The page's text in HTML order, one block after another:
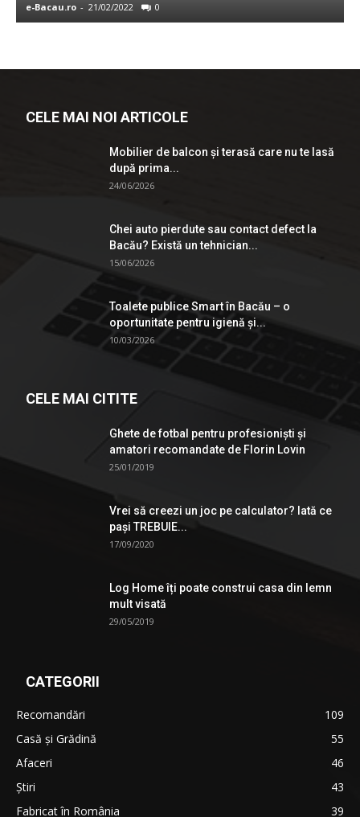
e-Bacau.ro - 21/02/2022 0
CELE MAI NOI ARTICOLE
Mobilier de balcon și terasă care nu te lasă
după prima...
24/06/2026
Chei auto pierdute sau contact defect la
Bacău? Există un tehnician...
15/06/2026
Toalete publice Smart în Bacău – o
oportunitate pentru igienă şi...
10/03/2026
CELE MAI CITITE
Ghete de fotbal pentru profesionişti şi
amatori recomandate de Florin Lovin
25/01/2019
Vrei să creezi un joc pe calculator? Iată ce
pași TREBUIE...
17/09/2020
Log Home îți poate construi casa din lemn
mult visată
29/05/2019
CATEGORII
Recomandări
109
Casă şi Grădină
55
Afaceri
46
Ştiri
43
Fabricat în România
39